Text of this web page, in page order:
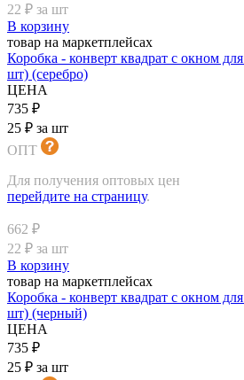
22 ₽ за шт
В корзину
товар на маркетплейсах
Коробка - конверт квадрат с окном
шт) (серебро)
ЦЕНА
735 ₽
25 ₽ за шт
ОПТ
Для получения оптовых цен
перейдите на страницу.
662 ₽
22 ₽ за шт
В корзину
товар на маркетплейсах
Коробка - конверт квадрат с окном
шт) (черный)
ЦЕНА
735 ₽
25 ₽ за шт